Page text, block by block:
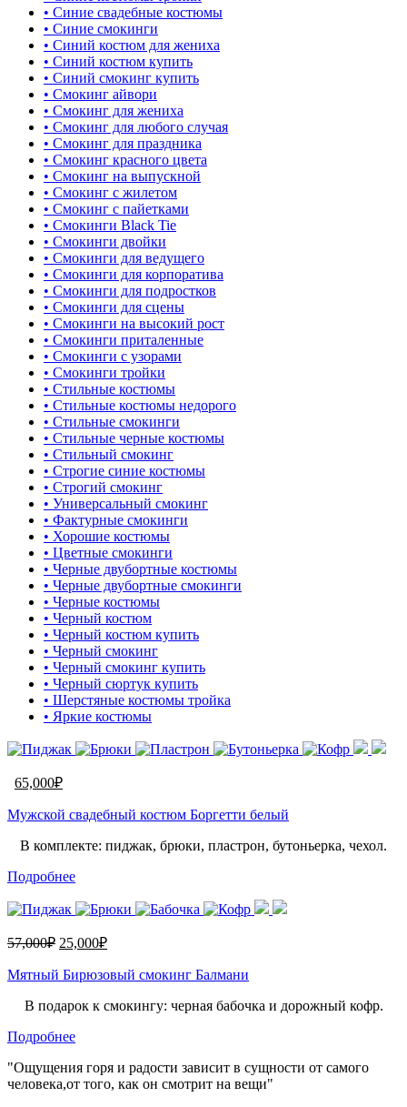
• Синие свадебные костюмы
• Синие смокинги
• Синий костюм для жениха
• Синий костюм купить
• Синий смокинг купить
• Смокинг айвори
• Смокинг для жениха
• Смокинг для любого случая
• Смокинг для праздника
• Смокинг красного цвета
• Смокинг на выпускной
• Смокинг с жилетом
• Смокинг с пайетками
• Смокинги Black Tie
• Смокинги двойки
• Смокинги для ведущего
• Смокинги для корпоратива
• Смокинги для подростков
• Смокинги для сцены
• Смокинги на высокий рост
• Смокинги приталенные
• Смокинги с узорами
• Смокинги тройки
• Стильные костюмы
• Стильные костюмы недорого
• Стильные смокинги
• Стильные черные костюмы
• Стильный смокинг
• Строгие синие костюмы
• Строгий смокинг
• Универсальный смокинг
• Фактурные смокинги
• Хорошие костюмы
• Цветные смокинги
• Черные двубортные костюмы
• Черные двубортные смокинги
• Черные костюмы
• Черный костюм
• Черный костюм купить
• Черный смокинг
• Черный смокинг купить
• Черный сюртук купить
• Шерстяные костюмы тройка
• Яркие костюмы
65,000₽
Мужской свадебный костюм Боргетти белый
В комплекте: пиджак, брюки, пластрон, бутоньерка, чехол.
Подробнее
57,000₽ 25,000₽
Мятный Бирюзовый смокинг Балмани
В подарок к смокингу: черная бабочка и дорожный кофр.
Подробнее
"Ощущения горя и радости зависит в сущности от самого
человека,от того, как он смотрит на вещи"